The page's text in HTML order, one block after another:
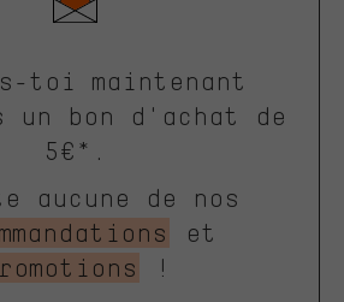
toi maintenant
un bon d'achat de
5€*.
aucune de nos
et
!